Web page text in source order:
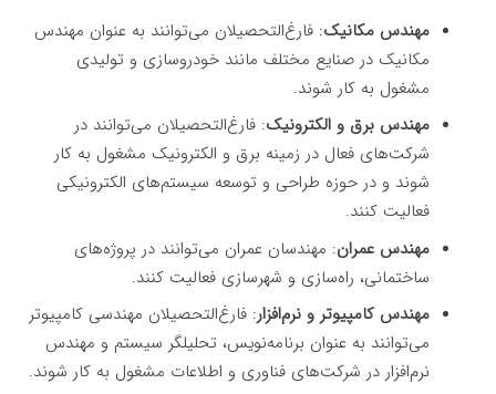
مهندس مکانیک: فارغ‌التحصیلان می‌توانند به عنوان مهندس
مکانیک در صنایع مختلف مانند خودروسازی و تولیدی
مشغول به کار شوند.
مهندس برق و الکترونیک: فارغ‌التحصیلان می‌توانند در
شرکت‌های فعال در زمینه برق و الکترونیک مشغول به کار
شوند و در حوزه طراحی و توسعه سیستم‌های الکترونیکی
فعالیت کنند.
مهندس عمران: مهندسان عمران می‌توانند در پروژه‌های
ساختمانی، راه‌سازی و شهرسازی فعالیت کنند.
مهندس کامپیوتر و نرم‌افزار: فارغ‌التحصیلان مهندسی کامپیوتر
می‌توانند به عنوان برنامه‌نویس، تحلیلگر سیستم و مهندس
نرم‌افزار در شرکت‌های فناوری و اطلاعات مشغول به کار شوند.